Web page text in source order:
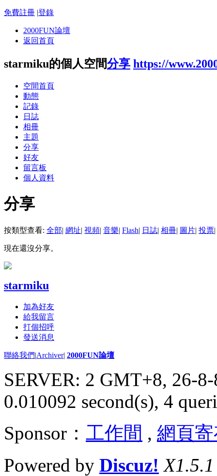
免費註冊 |登錄
2000FUN論壇
返回首頁
starmiku的個人空間分享 https://
空間首頁
動態
記錄
日誌
相冊
主題
分享
好友
留言板
個人資料
分享
按類型查看: 全部| 網址| 視頻| 音樂| Flash| 日誌| 相冊| 圖片| 投票|
現在還沒分享。
starmiku
加為好友
給我留言
打個招呼
發送消息
聯絡我們|Archiver| 2000FUN論壇
SERVER: 2 GMT+8, 26-
0.010092 second(s), 4
Sponsor： 工作間 , 網頁
Powered by Discuz! X1.5.1